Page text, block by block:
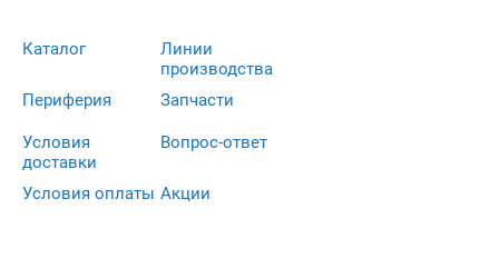
Каталог
Периферия
Линии
производства
Запчасти
Условия
доставки
Условия оплаты
Вопрос-ответ
Акции